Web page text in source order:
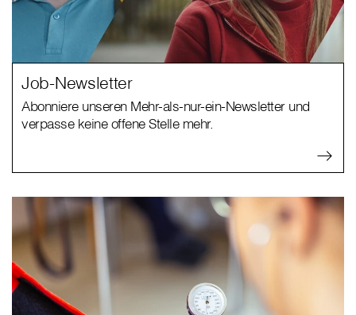
Job-Newsletter
Abonniere unseren Mehr-als-nur-ein-Newsletter und
verpasse keine offene Stelle mehr.